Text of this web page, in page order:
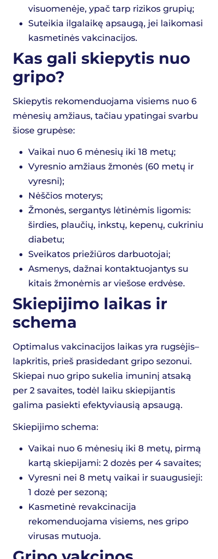
visuomenėje, ypač tarp rizikos grupių;
Suteikia ilgalaikę apsaugą, jei laikomasi
kasmetinės vakcinacijos.
Kas gali skiepytis nuo
gripo?
Skiepytis rekomenduojama visiems nuo 6
mėnesių amžiaus, tačiau ypatingai svarbu
šiose grupėse:
Vaikai nuo 6 mėnesių iki 18 metų;
Vyresnio amžiaus žmonės (60 metų ir
vyresni);
Nėščios moterys;
Žmonės, sergantys lėtinėmis ligomis:
širdies, plaučių, inkstų, kepenų, cukriniu
diabetu;
Sveikatos priežiūros darbuotojai;
Asmenys, dažnai kontaktuojantys su
kitais žmonėmis ar viešose erdvėse.
Skiepijimo laikas ir
schema
Optimalus vakcinacijos laikas yra rugsėjis–
lapkritis, prieš prasidedant gripo sezonui.
Skiepai nuo gripo sukelia imuninį atsaką
per 2 savaites, todėl laiku skiepijantis
galima pasiekti efektyviausią apsaugą.
Skiepijimo schema:
Vaikai nuo 6 mėnesių iki 8 metų, pirmą
kartą skiepijami: 2 dozės per 4 savaites;
Vyresni nei 8 metų vaikai ir suaugusieji:
1 dozė per sezoną;
Kasmetinė revakcinacija
rekomenduojama visiems, nes gripo
virusas mutuoja.